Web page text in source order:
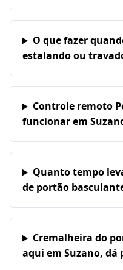
O que fazer
estalando ou
Controle remoto
funcionar em
Quanto tempo
de portão
Cremalheira do
aqui em Suzano, dá